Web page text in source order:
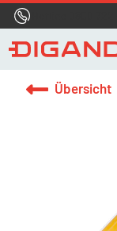
Übersicht